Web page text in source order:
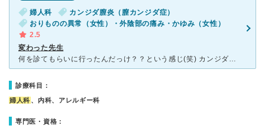
婦人科
カンジダ膣炎（膣カンジダ症）
おりものの異常（女性）・外陰部の痛み・かゆみ（女性）
2.5
変わった先生
何を診てもらいに行ったんだっけ？？という感じ(笑) カンジダとピルの処方で行ったんだった^^; 冷えてるからとか虚弱体質だからと言われ、漢方薬を処方され鬱病の検査までしました。 数ヶ月通いま
診療科目：
婦人科 、内科、アレルギー科
専門医・資格：